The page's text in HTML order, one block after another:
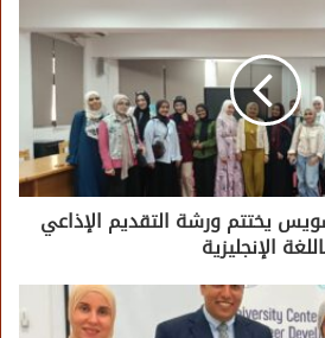
يختتم ورشة التقديم الإذاعي
الإنجليزية